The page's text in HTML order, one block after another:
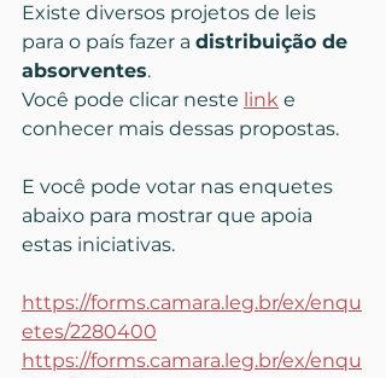
Existe diversos projetos de leis
para o país fazer a distribuição de
absorventes.
Você pode clicar neste link e
conhecer mais dessas propostas.
E você pode votar nas enquetes
abaixo para mostrar que apoia
estas iniciativas.
https://forms.camara.leg.br/ex/enqu
etes/2280400
https://forms.camara.leg.br/ex/enqu